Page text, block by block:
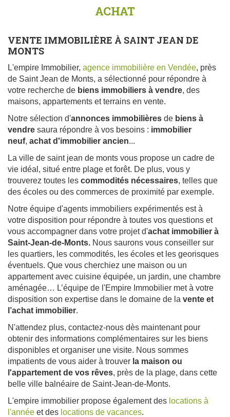
ACHAT
VENTE IMMOBILIÈRE À SAINT JEAN DE
MONTS
L'empire Immobilier, agence immobilière en Vendée, près
de Saint Jean de Monts, a sélectionné pour répondre à
votre recherche de biens immobiliers à vendre, des
maisons, appartements et terrains en vente.
Notre sélection d'annonces immobilières de biens à
vendre saura répondre à vos besoins : immobilier
neuf, achat d'immobilier ancien...
La ville de saint jean de monts vous propose un cadre de
vie idéal, situé entre plage et forêt. De plus, vous y
trouverez toutes les commodités nécessaires, telles que
des écoles ou des commerces de proximité par exemple.
Notre équipe d'agents immobiliers expérimentés est à
votre disposition pour répondre à toutes vos questions et
vous accompagner dans votre projet d'achat immobilier à
Saint-Jean-de-Monts. Nous saurons vous conseiller sur
les quartiers, les commodités, les écoles et les georisques
éventuels. Que vous cherchiez une maison ou un
appartement avec cuisine équipée, un jardin, une chambre
aménagée… L’équipe de l'Empire Immobilier met à votre
disposition son expertise dans le domaine de la vente et
l’achat immobilier.
N'attendez plus, contactez-nous dès maintenant pour
obtenir des informations complémentaires sur les biens
disponibles et organiser une visite. Nous sommes
impatients de vous aider à trouver la maison ou
l'appartement de vos rêves, près de la plage, dans cette
belle ville balnéaire de Saint-Jean-de-Monts.
L'empire immobilier propose également des locations à
l'année et des locations de vacances.